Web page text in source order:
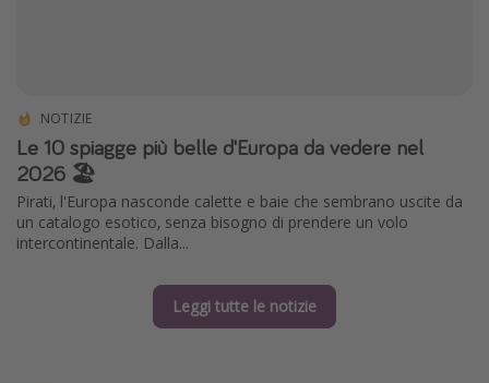
NOTIZIE
Le 10 spiagge più belle d'Europa da vedere nel
2026 🏖️
Pirati, l'Europa nasconde calette e baie che sembrano uscite da
un catalogo esotico, senza bisogno di prendere un volo
intercontinentale. Dalla...
Leggi tutte le notizie